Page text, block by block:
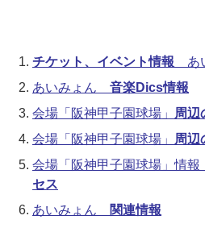
チケット、イベント情報 あ
あいみょん 音楽Dics情報
会場「阪神甲子園球場」
周辺
会場「阪神甲子園球場」
周辺
会場「阪神甲子園球場」情報
セス
あいみょん
関連情報